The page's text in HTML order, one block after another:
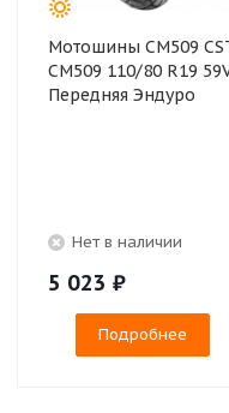
Мотошины CM509
CM509 110/80 R19
Передняя Эндуро
Нет в наличии
5 023 ₽
Подробнее